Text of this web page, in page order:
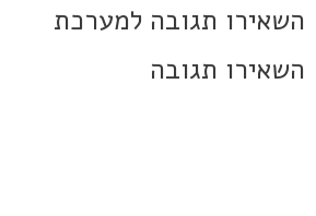
השאירו תגובה למערכת
השאירו תגובה